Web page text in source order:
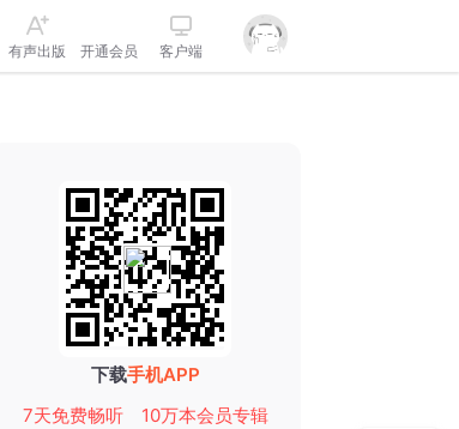
有声出版 开通会员 客户端
下载手机APP
7天免费畅听
10万本会员专辑